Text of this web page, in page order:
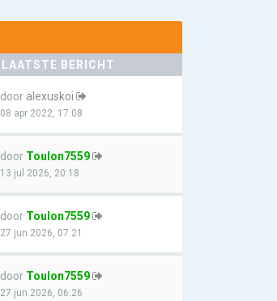
LAATSTE BERICHT
door alexuskoi
08 apr 2022, 17:08
door Toulon7559
13 jul 2026, 20:18
door Toulon7559
27 jun 2026, 07:21
door Toulon7559
27 jun 2026, 06:26